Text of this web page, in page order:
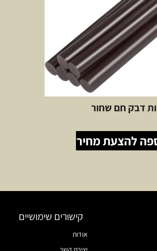
דבק חם שחור
להצעת מחיר
קישורים שימושיים
אודות